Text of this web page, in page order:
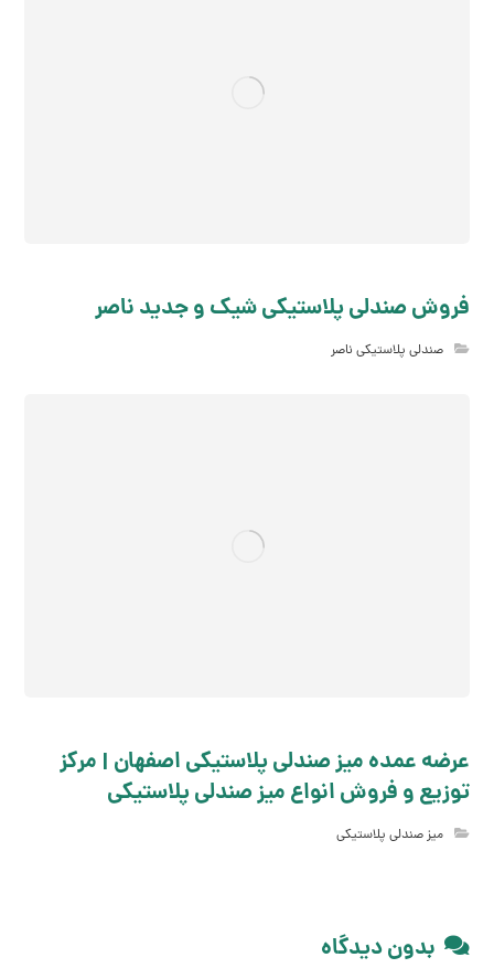
فروش صندلی پلاستیکی شیک و جدید ناصر
صندلی پلاستیکی ناصر
عرضه عمده میز صندلی پلاستیکی اصفهان | مرکز
توزیع و فروش انواع میز صندلی پلاستیکی
میز صندلی پلاستیکی
بدون دیدگاه